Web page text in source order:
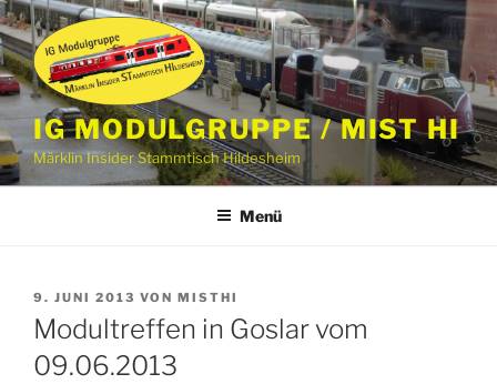
Zum
Inhalt
springen
IG MODULGRUPPE / MIST HI
Märklin Insider Stammtisch Hildesheim
Menü
VERÖFFENTLICHT
AM
9. JUNI 2013 VON MISTHI
Modultreffen in Goslar vom
09.06.2013